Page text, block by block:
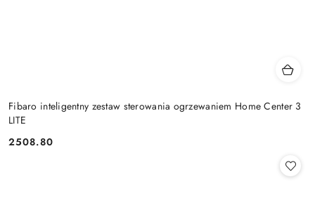
Fibaro inteligentny zestaw sterowania ogrzewaniem Home Center 3
LITE
Cena:
2508.80